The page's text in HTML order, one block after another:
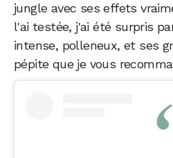
jungle avec ses effets
l'ai testée, j'ai été surpris
intense, polleneux, et ses
pépite que je vous